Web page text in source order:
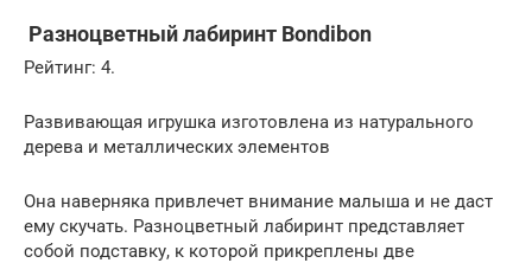
Разноцветный лабиринт Bondibon
Рейтинг: 4.
Развивающая игрушка изготовлена из натурального
дерева и металлических элементов
Она наверняка привлечет внимание малыша и не даст
ему скучать. Разноцветный лабиринт представляет
собой подставку, к которой прикреплены две